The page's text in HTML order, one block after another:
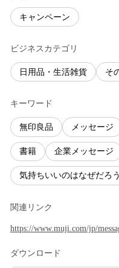
キャンペーン
ビジネスカテゴリ
日用品・生活雑貨 そ
キーワード
無印良品 メッセージ
書籍 企業メッセージ
気持ちいいのはなぜだろう
関連リンク
https://www.muji.com/jp/
ダウンロード